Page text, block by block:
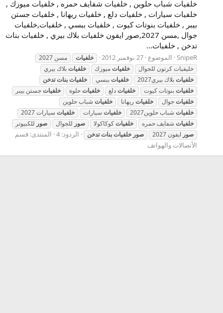
خلفيات شباب حلوين , خلفيات شفايف حمره , خلفيات ميوزك ,
خلفيات سيارات , خلفيات دلع , خلفيات ريهانا , خلفيات جستن
بيبر , خلفيات بنوتات كيوت , خلفيات ببسي , خلفيات,خلفيات
جوال ,مسن 2027,صور ايفون خلفيات بلاك بيري , خلفيات بنات
تدخن , خلفيات...
SnipeR الموضوع 27 نوفمبر 2012 خلفيات
مسن 2027
خليفيات كرتون للجوال
خلفياتميوزك خلفياتبلاك بيري
خلفياتبلاك بيري2027 خلفياتببسي خلفياتبناتتدخن
خلفياتبنوتات كيوت خلفياتدلع خلفياتحلوة خلفياتجستن بيبر
خلفياتجوال خلفيات ريهانا خلفيات شباب حلوين
خلفيات شباب حلوين2027 خلفيات سيارات خلفيات سيارات 2027
خلفيات شفايف حمره خلفياتكوكاكولا صور للجوال صور للكبيوتر
صور ايفون 2027 صور خلفياتبناتتدخن الردود: 4 المنتدى: قسم
الأتصالات والهواتف